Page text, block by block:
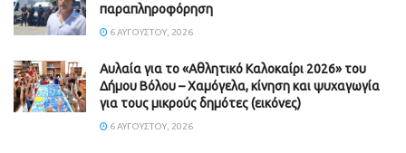
παραπληροφόρηση
6 ΑΥΓΟΎΣΤΟΥ, 2026
Αυλαία για το «Αθλητικό Καλοκαίρι 2026» του
Δήμου Βόλου – Χαμόγελα, κίνηση και ψυχαγωγία
για τους μικρούς δημότες (εικόνες)
6 ΑΥΓΟΎΣΤΟΥ, 2026